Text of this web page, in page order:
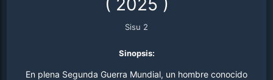
( 2025 )
Sisu 2
Sinopsis:
En plena Segunda Guerra Mundial, un hombre conocido